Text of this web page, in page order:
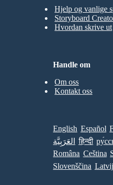
Hjelp og vanlige
Storyboard
Hvordan skrive ut
Handle om
Om oss
Kontakt oss
English Español
العَرَبِيَّة
हिन्दी
Româna Ceština
Slovenščina